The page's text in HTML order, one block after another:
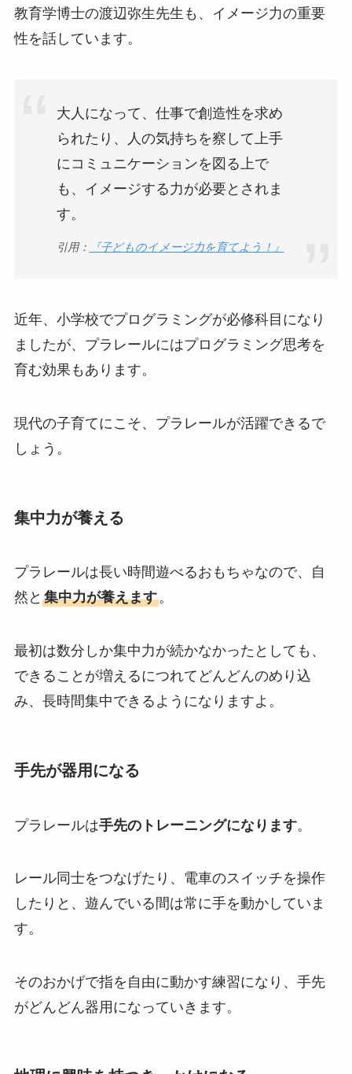
教育学博士の渡辺弥生先生も、イメージ力の重要
性を話しています。
大人になって、仕事で創造性を求め
られたり、人の気持ちを察して上手
にコミュニケーションを図る上で
も、イメージする力が必要とされま
す。
引用： 『子どものイメージ力を育てよう！』
近年、小学校でプログラミングが必修科目になり
ましたが、プラレールにはプログラミング思考を
育む効果もあります。
現代の子育てにこそ、プラレールが活躍できるで
しょう。
集中力が養える
プラレールは長い時間遊べるおもちゃなので、自
然と 集中力が養えます。
最初は数分しか集中力が続かなかったとしても、
できることが増えるにつれてどんどんのめり込
み、長時間集中できるようになりますよ。
手先が器用になる
プラレールは手先のトレーニングになります。
レール同士をつなげたり、電車のスイッチを操作
したりと、遊んでいる間は常に手を動かしていま
す。
そのおかげで指を自由に動かす練習になり、手先
がどんどん器用になっていきます。